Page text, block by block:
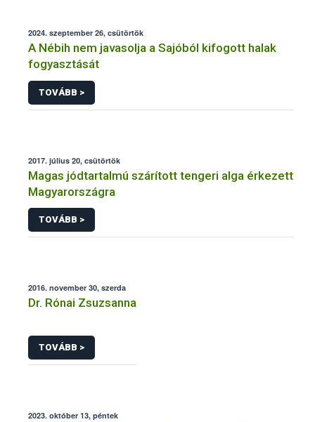
2024. szeptember 26, csütörtök
A Nébih nem javasolja a Sajóból kifogott halak
fogyasztását
TOVÁBB >
2017. július 20, csütörtök
Magas jódtartalmú szárított tengeri alga érkezett
Magyarországra
TOVÁBB >
2016. november 30, szerda
Dr. Rónai Zsuzsanna
TOVÁBB >
2023. október 13, péntek